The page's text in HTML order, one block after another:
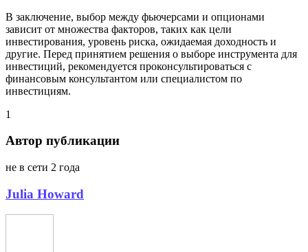
В заключение, выбор между фьючерсами и опционами
зависит от множества факторов, таких как цели
инвестирования, уровень риска, ожидаемая доходность и
другие. Перед принятием решения о выборе инструмента для
инвестиций, рекомендуется проконсультироваться с
финансовым консультантом или специалистом по
инвестициям.
1
Автор публикации
не в сети 2 года
Julia Howard